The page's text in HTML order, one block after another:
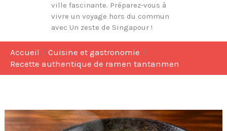
ville fascinante. Préparez-vous à
vivre un voyage hors du commun
avec Un zeste de Singapour !
Accueil
Cuisine et gastronomie
Recette authentique de ramen tantanmen